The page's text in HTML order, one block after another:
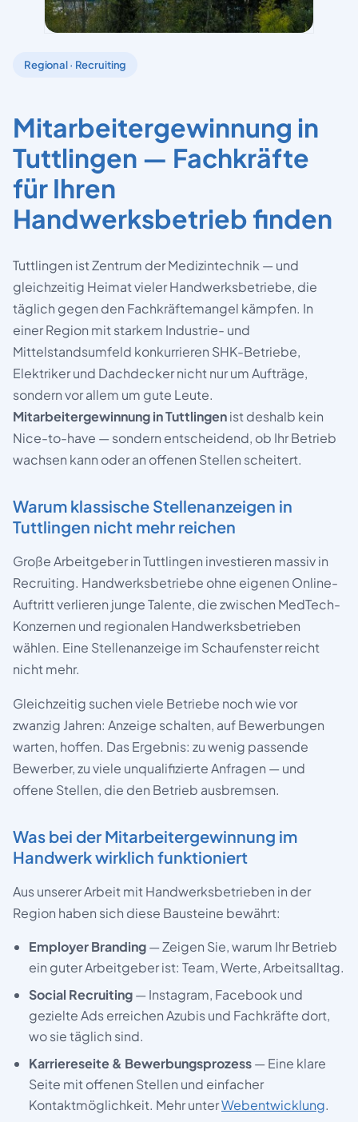
Regional · Recruiting
Mitarbeitergewinnung in
Tuttlingen — Fachkräfte
für Ihren
Handwerksbetrieb finden
Tuttlingen ist Zentrum der Medizintechnik — und
gleichzeitig Heimat vieler Handwerksbetriebe, die
täglich gegen den Fachkräftemangel kämpfen. In
einer Region mit starkem Industrie- und
Mittelstandsumfeld konkurrieren SHK-Betriebe,
Elektriker und Dachdecker nicht nur um Aufträge,
sondern vor allem um gute Leute.
Mitarbeitergewinnung in Tuttlingenist deshalb kein
Nice-to-have — sondern entscheidend, ob Ihr Betrieb
wachsen kann oder an offenen Stellen scheitert.
Warum klassische Stellenanzeigen in
Tuttlingen nicht mehr reichen
Große Arbeitgeber in Tuttlingen investieren massiv in
Recruiting. Handwerksbetriebe ohne eigenen Online-
Auftritt verlieren junge Talente, die zwischen MedTech-
Konzernen und regionalen Handwerksbetrieben
wählen. Eine Stellenanzeige im Schaufenster reicht
nicht mehr.
Gleichzeitig suchen viele Betriebe noch wie vor
zwanzig Jahren: Anzeige schalten, auf Bewerbungen
warten, hoffen. Das Ergebnis: zu wenig passende
Bewerber, zu viele unqualifizierte Anfragen — und
offene Stellen, die den Betrieb ausbremsen.
Was bei der Mitarbeitergewinnung im
Handwerk wirklich funktioniert
Aus unserer Arbeit mit Handwerksbetrieben in der
Region haben sich diese Bausteine bewährt:
Employer Branding— Zeigen Sie, warum Ihr Betrieb
ein guter Arbeitgeber ist: Team, Werte, Arbeitsalltag.
Social Recruiting— Instagram, Facebook und
gezielte Ads erreichen Azubis und Fachkräfte dort,
wo sie täglich sind.
Karriereseite & Bewerbungsprozess— Eine klare
Seite mit offenen Stellen und einfacher
Kontaktmöglichkeit. Mehr unterWebentwicklung.